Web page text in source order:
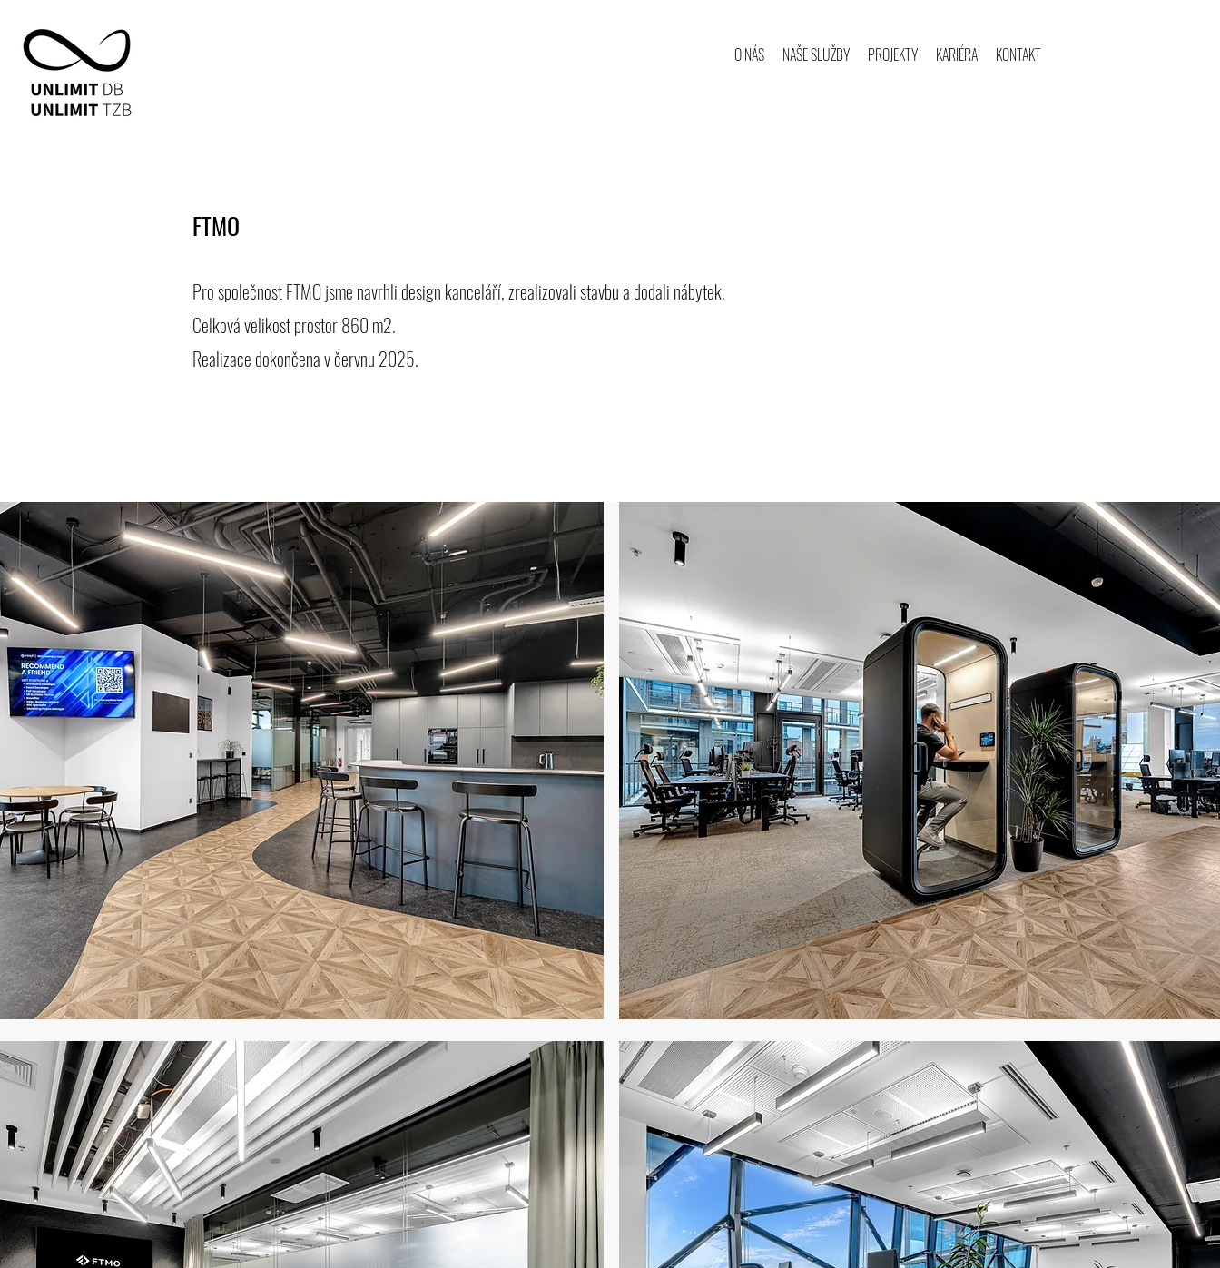
O NÁS NAŠE SLUŽBY PROJEKTY KARIÉRA KONTAKT
FTMO
Pro společnost FTMO jsme navrhli design kanceláří, zrealizovali stavbu a dodali nábytek.
Celková velikost prostor 860 m2.
Realizace dokončena v červnu 2025.